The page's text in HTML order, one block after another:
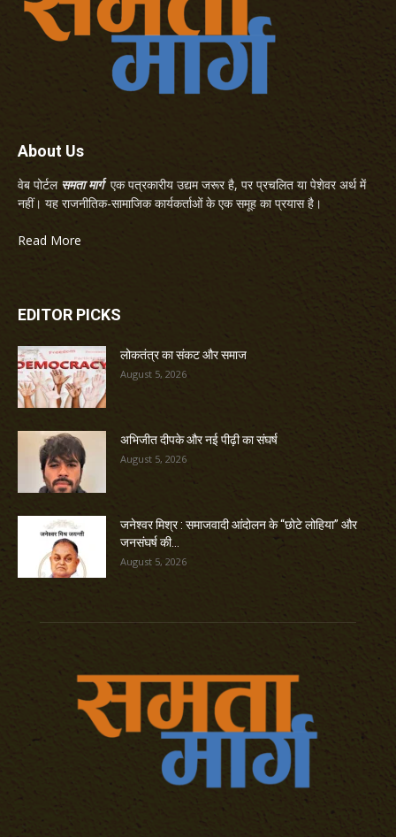
About Us
वेब पोर्टल समता मार्गएक पत्रकारीय उद्यम जरूर है, पर प्रचलित या पेशेवर अर्थ में
नहीं। यह राजनीतिक-सामाजिक कार्यकर्ताओं के एक समूह का प्रयास है।
Read More
EDITOR PICKS
लोकतंत्र का संकट और समाज
August 5, 2026
अभिजीत दीपके और नई पीढ़ी का संघर्ष
August 5, 2026
जनेश्वर मिश्र : समाजवादी आंदोलन के “छोटे लोहिया” और
जनसंघर्ष की...
August 5, 2026